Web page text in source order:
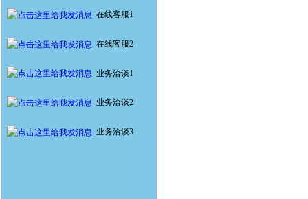
在线客服1
在线客服2
业务洽谈1
业务洽谈2
业务洽谈3